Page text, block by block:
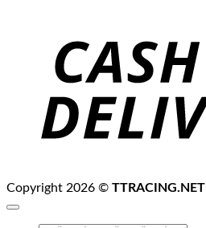
Copyright 2026 © TTRACING.NET